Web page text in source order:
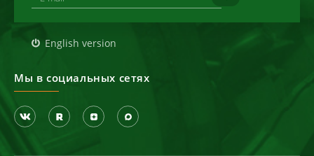
English version
Мы в социальных сетях